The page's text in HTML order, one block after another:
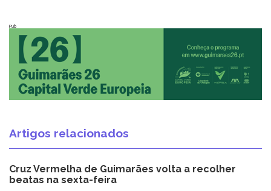
Pub
Artigos relacionados
Cruz Vermelha de Guimarães volta a recolher
beatas na sexta-feira